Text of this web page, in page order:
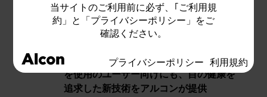
当サイトのご利用前に必ず、｢ご利用規
約」と「プライバシーポリシー」をご
確認ください。
プライバシーポリシー 利用規約
週間交換
タイプを使用 *4。２週間タイプ
を使用のユーザー向けにも、目の健康を
追求した新技術をアルコンが提供